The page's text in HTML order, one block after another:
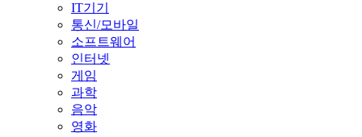
IT기기
통신/모바일
소프트웨어
인터넷
게임
과학
음악
영화